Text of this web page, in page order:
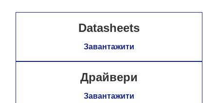
Datasheets
Завантажити
Драйвери
Завантажити